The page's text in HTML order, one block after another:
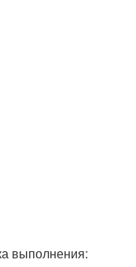
выполнения: